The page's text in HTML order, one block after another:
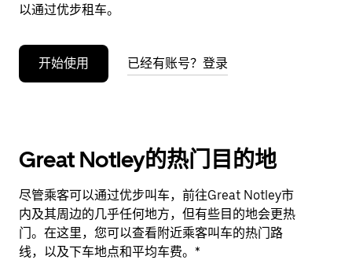
以通过优步租车。
开始使用 已经有账号？登录
Great Notley的热门目的地
尽管乘客可以通过优步叫车，前往Great Notley市
内及其周边的几乎任何地方，但有些目的地会更热
门。在这里，您可以查看附近乘客叫车的热门路
线，以及下车地点和平均车费。*